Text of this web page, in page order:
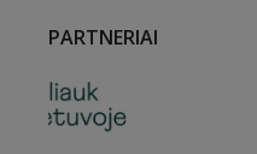
PARTNERIAI